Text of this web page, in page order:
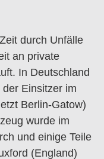
durch Unfälle
an private
In Deutschland
Einsitzer im
Berlin-Gatow)
wurde im
und einige Teile
(England)